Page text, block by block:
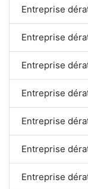
Entreprise
Entreprise
Entreprise
Entreprise
Entreprise
Entreprise
Entreprise